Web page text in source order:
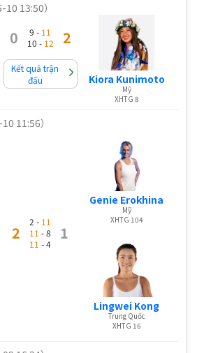
10 13:50）
0 9 - 11
10 - 12 2
Kết quả trận
đấu
Kiora Kunimoto
Mỹ
XHTG 8
11:56）
2
2 - 11
11 - 8
11 - 4
1
Genie Erokhina
Mỹ
XHTG 104
Lingwei Kong
Trung Quốc
XHTG 16